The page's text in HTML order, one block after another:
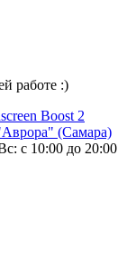
работе :)
Boost 2
(Самара)
с 10:00 до 20:00